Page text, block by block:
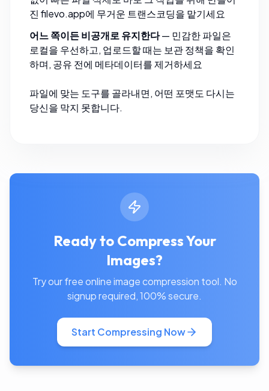
진 filevo.app에 무거운 트랜스코딩을 맡기세요
어느 쪽이든 비공개로 유지한다— 민감한 파일은
로컬을 우선하고, 업로드할 때는 보관 정책을 확인
하며, 공유 전에 메타데이터를 제거하세요
파일에 맞는 도구를 골라내면, 어떤 포맷도 다시는
당신을 막지 못합니다.
Ready to Compress Your
Images?
Try our free online image compression tool. No
signup required, 100% secure.
Start Compressing Now